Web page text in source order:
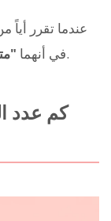
عندما تقرر أياً
في أنهماهي نقطة مهمة.
كم عدد